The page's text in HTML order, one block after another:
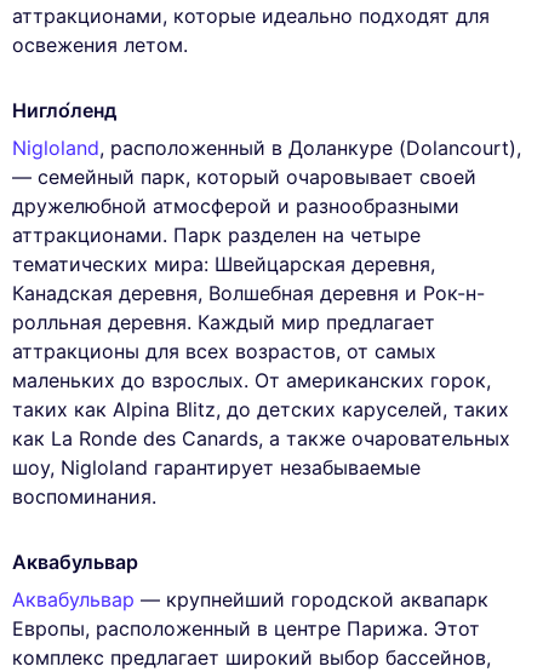
аттракционами, которые идеально подходят для
освежения летом.
Нигло́ленд
Nigloland, расположенный в Доланкуре (Dolancourt),
— семейный парк, который очаровывает своей
дружелюбной атмосферой и разнообразными
аттракционами. Парк разделен на четыре
тематических мира: Швейцарская деревня,
Канадская деревня, Волшебная деревня и Рок-н-
ролльная деревня. Каждый мир предлагает
аттракционы для всех возрастов, от самых
маленьких до взрослых. От американских горок,
таких как Alpina Blitz, до детских каруселей, таких
как La Ronde des Canards, а также очаровательных
шоу, Nigloland гарантирует незабываемые
воспоминания.
Аквабульвар
Аквабульвар — крупнейший городской аквапарк
Европы, расположенный в центре Парижа. Этот
комплекс предлагает широкий выбор бассейнов,